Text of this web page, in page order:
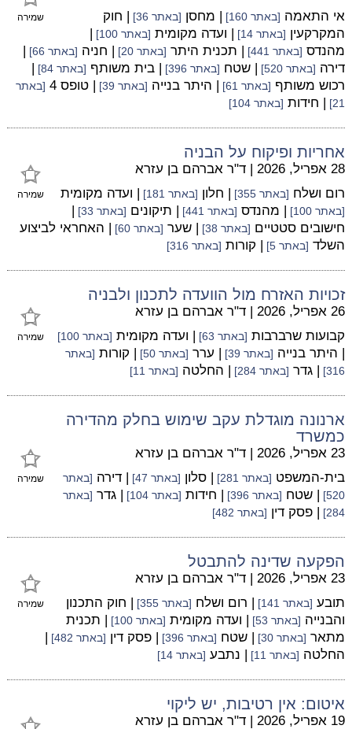
שמירה
אי התאמה [באתר 160] | מחסן [באתר 36]
| חוק
המקרקעין [באתר 14] | ועדה מקומית [באתר 100]
|
מהנדס [באתר 441] | תכנית היתר [באתר 20] | חניה [באתר 66]
|
דירה [באתר 520] | שטח [באתר 396] | בית משותף [באתר 84]
|
רכוש משותף [באתר 61] | היתר בנייה [באתר 39] | טופס 4
[באתר
21]
| חידות [באתר 104]
אחריות ופיקוח על הבניה
שמירה
28 אפריל, 2026 | ד"ר אברהם בן עזרא
רום ושלח [באתר 355] | חלון [באתר 181] | ועדה מקומית
[באתר 100] | מהנדס [באתר 441] | תיקונים [באתר 33]
|
חישובים סטטיים [באתר 38] | שער [באתר 60]
| האחראי לביצוע
השלד [באתר 5] | קורות [באתר 316]
זכויות האזרח מול הוועדה לתכנון ולבניה
שמירה
26 אפריל, 2026 | ד"ר אברהם בן עזרא
קבועות שרברבות [באתר 63] | ועדה מקומית [באתר 100]
| היתר בנייה [באתר 39] | ערר [באתר 50] | קורות [באתר
316]
| גדר [באתר 284] | החלטה [באתר 11]
ארנונה מוגדלת עקב שימוש בחלק מהדירה
כמשרד
שמירה
23 אפריל, 2026 | ד"ר אברהם בן עזרא
בית-המשפט [באתר 281] | סלון [באתר 47] | דירה [באתר
520]
| שטח [באתר 396] | חידות [באתר 104] | גדר [באתר
284]
| פסק דין [באתר 482]
הפקעה שדינה להתבטל
שמירה
23 אפריל, 2026 | ד"ר אברהם בן עזרא
תובע [באתר 141] | רום ושלח [באתר 355]
| חוק התכנון
והבנייה [באתר 53] | ועדה מקומית [באתר 100]
| תכנית
מתאר [באתר 30] | שטח [באתר 396] | פסק דין [באתר 482]
|
החלטה [באתר 11] | נתבע [באתר 14]
איטום: אין רטיבות, יש ליקוי
19 אפריל, 2026 | ד"ר אברהם בן עזרא